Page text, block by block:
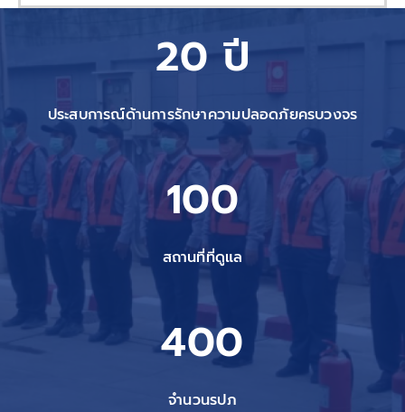
20 ปี
ประสบการณ์ด้านการรักษาความปลอดภัยครบวงจร
100
สถานที่ที่ดูแล
400
จำนวนรปภ